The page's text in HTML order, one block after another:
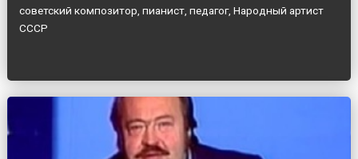
советский композитор, пианист, педагог, Народный артист
СССР